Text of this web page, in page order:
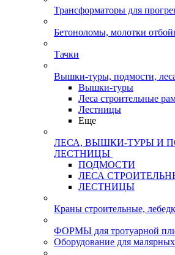
Трансформаторы для
Бетоноломы, молотки
Тачки
Вышки-туры, подмости,
Вышки-туры
Леса строительные
Лестницы
Еще
ЛЕСА, ВЫШКИ-ТУРЫ И
ЛЕСТНИЦЫ
ПОДМОСТИ
ЛЕСА
ЛЕСТНИЦЫ
Краны строительные,
ФОРМЫ для тротуарной
Оборудование для